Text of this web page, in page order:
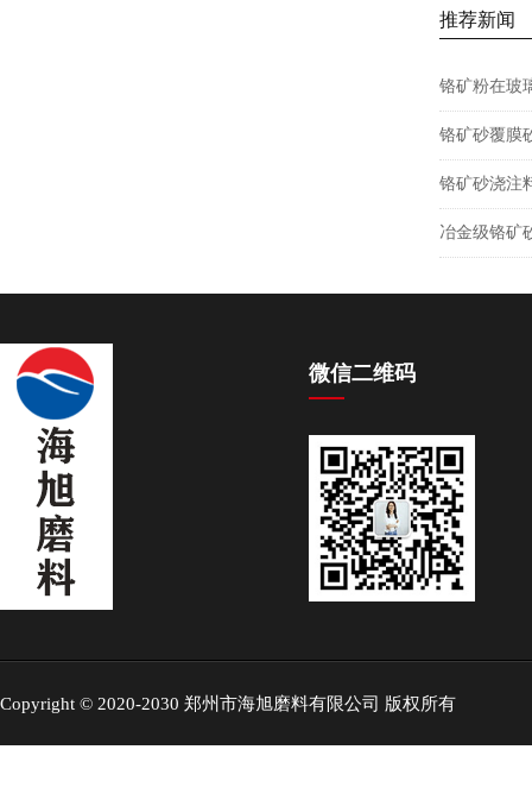
推荐新闻
铬矿粉在玻
铬矿砂覆膜
铬矿砂浇注
冶金级铬矿
微信二维码
Copyright © 2020-2030 郑州市海旭磨料有限公司 版权所有